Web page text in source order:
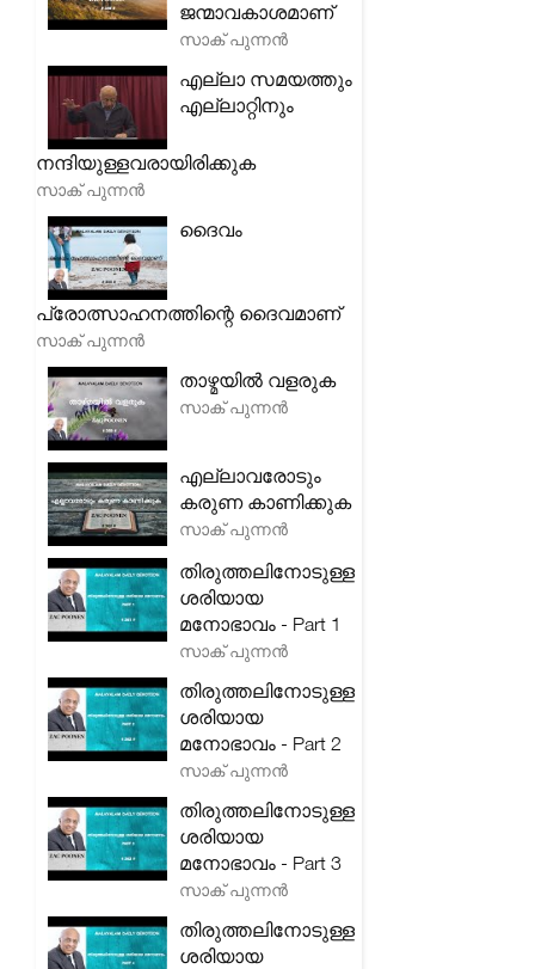
ജന്മാവകാശമാണ്
സാക് പുന്നൻ
എല്ലാ സമയത്തും
എല്ലാറ്റിനും
നന്ദിയുള്ളവരായിരിക്കുക
സാക് പുന്നൻ
ദൈവം
പ്രോത്സാഹനത്തിന്റെ ദൈവമാണ്
സാക് പുന്നൻ
താഴ്മയിൽ വളരുക
സാക് പുന്നൻ
എല്ലാവരോടും
കരുണ കാണിക്കുക
സാക് പുന്നൻ
തിരുത്തലിനോടുള്ള
ശരിയായ
മനോഭാവം - Part 1
സാക് പുന്നൻ
തിരുത്തലിനോടുള്ള
ശരിയായ
മനോഭാവം - Part 2
സാക് പുന്നൻ
തിരുത്തലിനോടുള്ള
ശരിയായ
മനോഭാവം - Part 3
സാക് പുന്നൻ
തിരുത്തലിനോടുള്ള
ശരിയായ